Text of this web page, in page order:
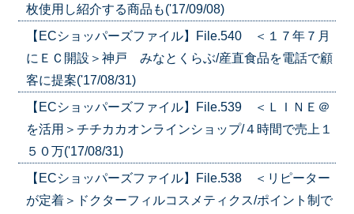
枚使用し紹介する商品も('17/09/08)
【ECショッパーズファイル】File.540 ＜１７年７月
にＥＣ開設＞神戸 みなとくらぶ/産直食品を電話で顧
客に提案('17/08/31)
【ECショッパーズファイル】File.539 ＜ＬＩＮＥ＠
を活用＞チチカカオンラインショップ/４時間で売上１
５０万('17/08/31)
【ECショッパーズファイル】File.538 ＜リピーター
が定着＞ドクターフィルコスメティクス/ポイント制で